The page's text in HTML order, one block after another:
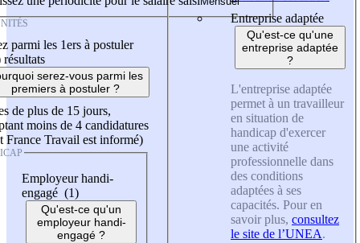
parmi les 1ers à postuler
résultats
serez-vous parmi les
premiers à postuler ?
de plus de 15 jours,
moins de 4 candidatures
France Travail est informé)
Employeur handi-
engagé (1)
Qu'est-ce qu'un
employeur handi-
engagé ?
Entreprise adaptée
Qu'est-ce qu'une
entreprise adaptée
?
L'entreprise adaptée
permet à un travailleur
en situation de
handicap d'exercer
une activité
professionnelle dans
des conditions
adaptées à ses
capacités. Pour en
savoir plus, consultez
le site de l’UNEA.